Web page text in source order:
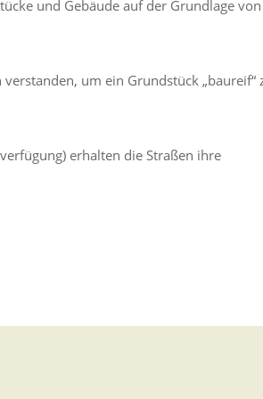
und Gebäude auf der Grundlage von
um ein Grundstück „baureif“
erhalten die Straßen ihre